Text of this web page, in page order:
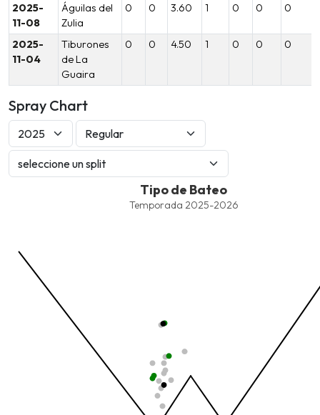
2025-
11-08
Águilas del
Zulia
0 0 3.60 1 0 0 0
2025-
11-04
Tiburones
de La
Guaira
0 0 4.50 1 0 0 0
Spray Chart
Combination chart with 7 data series.
The chart has 1 X axis displaying values. Data ranges from -
The chart has 1 Y axis displaying values. Data ranges from -
Tipo de Bateo
Temporada 2025-2026